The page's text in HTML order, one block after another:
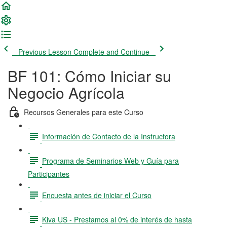
Previous Lesson Complete and Continue
BF 101: Cómo Iniciar su
Negocio Agrícola
Recursos Generales para este Curso
Información de Contacto de la Instructora
Programa de Seminarios Web y Guía para
Participantes
Encuesta antes de iniciar el Curso
Kiva US - Prestamos al 0% de interés de hasta